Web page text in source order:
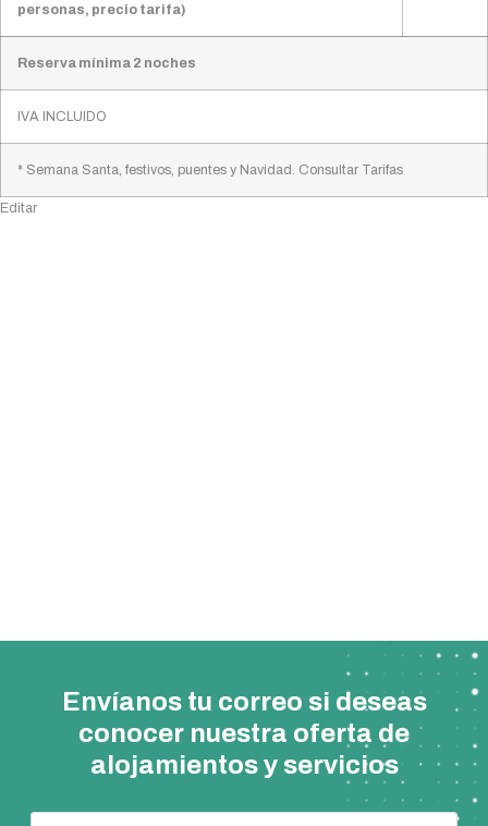
Editar
personas, precio tarifa)
Reserva mínima 2 noches
IVA INCLUIDO
* Semana Santa, festivos, puentes y Navidad. Consultar Tarifas
Envíanos tu correo si deseas
conocer nuestra oferta de
alojamientos y servicios